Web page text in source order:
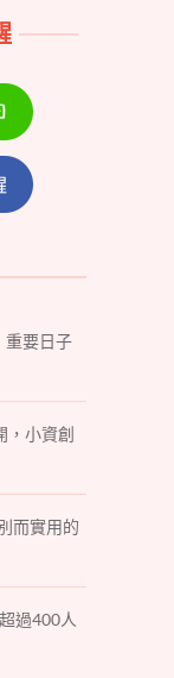
重要日子
，小資創
而實用的
過400人